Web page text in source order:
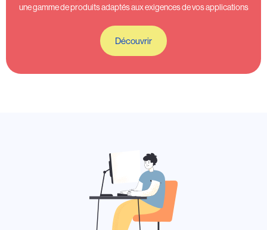
une gamme de produits adaptés aux exigences de vos applications
Découvrir